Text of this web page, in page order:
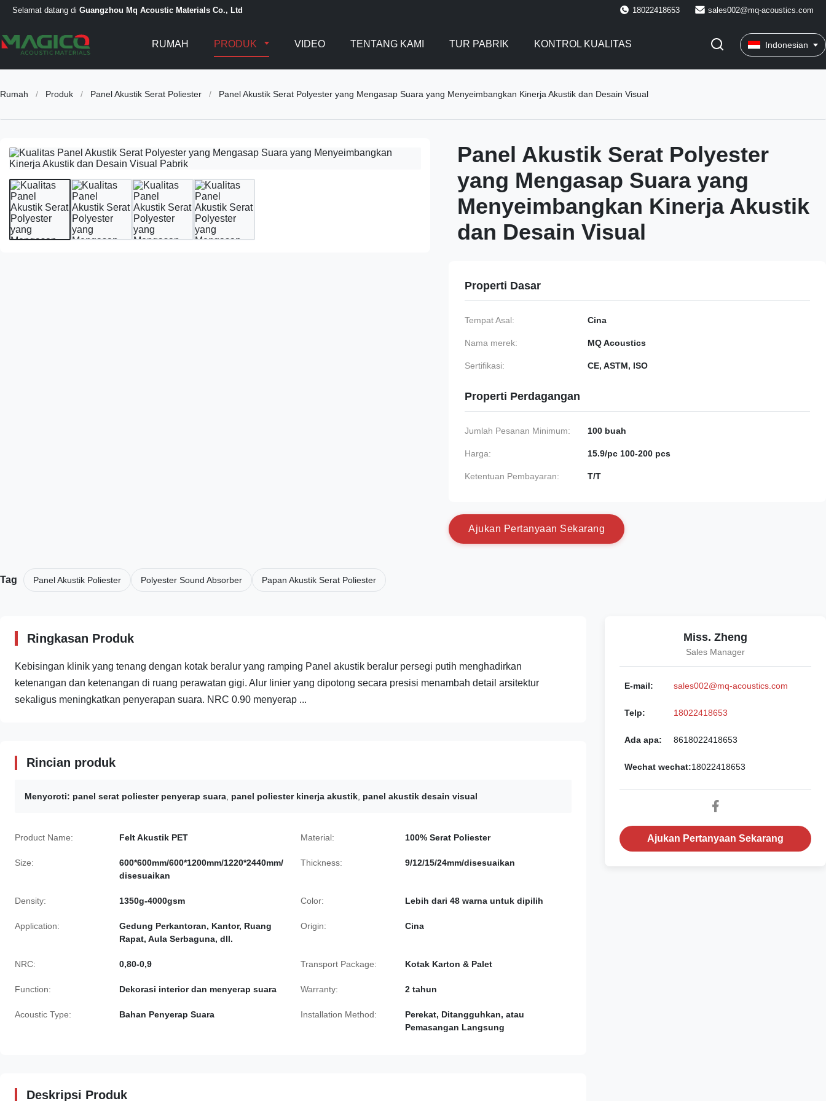
Selamat datang di Guangzhou Mq Acoustic Materials Co., Ltd 18022418653 sales002@mq-acoustics.com
RUMAH PRODUK VIDEO TENTANG KAMI TUR PABRIK KONTROL KUALITAS Indonesian
Rumah / Produk / Panel Akustik Serat Poliester / Panel Akustik Serat Polyester yang Mengasap Suara yang Menyeimbangkan Kinerja Akustik dan Desain Visual
Panel Akustik Serat Polyester
yang Mengasap Suara yang
Menyeimbangkan Kinerja Akustik
dan Desain Visual
Properti Dasar
Tempat Asal: Cina
Nama merek: MQ Acoustics
Sertifikasi: CE, ASTM, ISO
Properti Perdagangan
Jumlah Pesanan Minimum: 100 buah
Harga: 15.9/pc 100-200 pcs
Ketentuan Pembayaran: T/T
Aju kan Pertanyaan Sekarang
Tag Panel Akustik Poliester Polyester Sound Absorber Papan Akustik Serat Poliester
Ringkasan Produk
Kebisingan klinik yang tenang dengan kotak beralur yang ramping Panel akustik beralur persegi putih menghadirkan
ketenangan dan ketenangan di ruang perawatan gigi. Alur linier yang dipotong secara presisi menambah detail arsitektur
sekaligus meningkatkan penyerapan suara. NRC 0.90 menyerap ...
Rincian produk
Menyoroti: panel serat poliester penyerap suara panel poliester kinerja akustik panel akustik desain visual
Product Name: Felt Akustik PET Material: 100% Serat Poliester
Size:
600*600mm/600*1200mm/1220*2440mm/
disesuaikan
Thickness: 9/12/15/24mm/disesuaikan
Density: 1350g-4000gsm Color: Lebih dari 48 warna untuk dipilih
Application:
Gedung Perkantoran, Kantor, Ruang
Rapat, Aula Serbaguna, dll.
Origin: Cina
NRC: 0,80-0,9 Transport Package: Kotak Karton & Palet
Function: Dekorasi interior dan menyerap suara Warranty: 2 tahun
Acoustic Type: Bahan Penyerap Suara Installation Method:
Perekat, Ditangguhkan, atau
Pemasangan Langsung
Deskripsi Produk
Miss. Zheng
Sales Manager
E-mail: sales002@mq-acoustics.com
Telp: 18022418653
Ada apa: 8618022418653
Wechat wechat:18022418653
Ajukan Pertanyaan Sekarang